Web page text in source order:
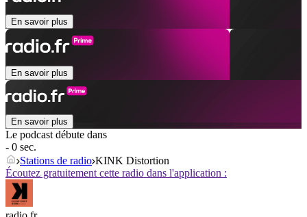
En savoir plus
En savoir plus
En savoir plus
Le podcast débute dans
- 0 sec.
Stations de radio KINK Distortion
Écoutez gratuitement cette radio dans l'application :